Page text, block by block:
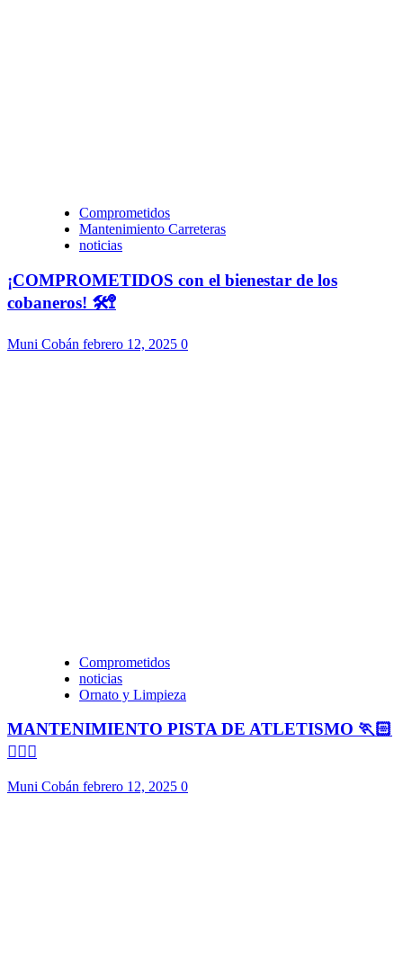
Comprometidos
Mantenimiento Carreteras
noticias
¡COMPROMETIDOS con el bienestar de los
cobaneros! 🛠️🚏
Muni Cobán febrero 12, 2025 0
Comprometidos
noticias
Ornato y Limpieza
MANTENIMIENTO PISTA DE ATLETISMO 🏃🏻
🏃🏻‍♀️
Muni Cobán febrero 12, 2025 0